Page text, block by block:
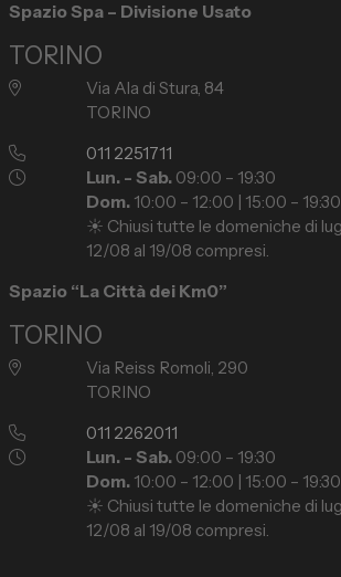
Spazio Spa – Divisione Usato
TORINO
Via Ala di Stura, 84
TORINO
011 2251711
Lun. - Sab. 09:00 – 19:30
Dom. 10:00 – 12:00 | 15:00 – 19:30
☀️ Chiusi tutte le domeniche di
12/08 al 19/08 compresi.
Spazio “La Città dei Km0”
TORINO
Via Reiss Romoli, 290
TORINO
011 2262011
Lun. - Sab. 09:00 – 19:30
Dom. 10:00 – 12:00 | 15:00 – 19:30
☀️ Chiusi tutte le domeniche di
12/08 al 19/08 compresi.